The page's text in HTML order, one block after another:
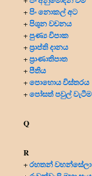
+පිං නොකල් අට
+පිශුන වචනය
+පුණ්‍ය විපාක
+ප්‍රාප්ති දානය
+ප්‍රාණාතිපාත
+පීතිය
+පොහොය විස්තරය
+පෝසත් පවුල් වැටීම
Q
R
+රහතන් වහන්සේලා